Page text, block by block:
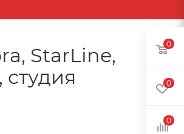
StarLine,
0
0
0